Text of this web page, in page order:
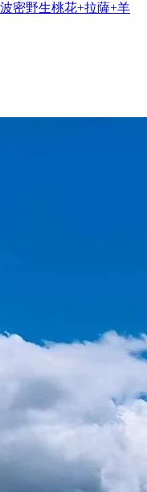
密野生桃花+拉薩+羊